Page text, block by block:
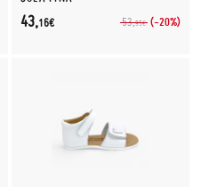
53,95€ (-20%)
43,16€